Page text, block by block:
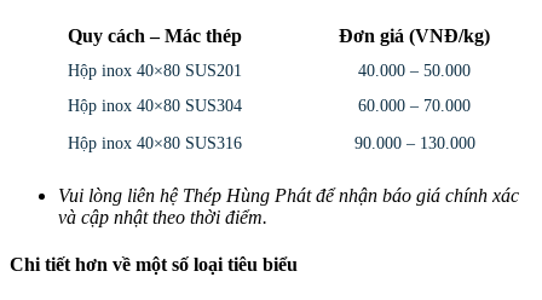
Quy cách – Mác thép Đơn giá (VNĐ/kg)
Hộp inox 40×80 SUS201
40.000 – 50.000
Hộp inox 40×80 SUS304
60.000 – 70.000
Hộp inox 40×80 SUS316 90.000 – 130.000
Vui lòng liên hệ Thép Hùng Phát để nhận báo giá chính xác
và cập nhật theo thời điểm.
Chi tiết hơn về một số loại tiêu biểu